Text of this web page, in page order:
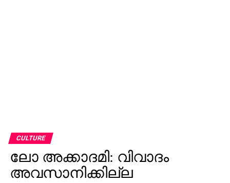
CULTURE
ലോ അക്കാദമി: വിവാദം
അവസാനിക്കില്ല